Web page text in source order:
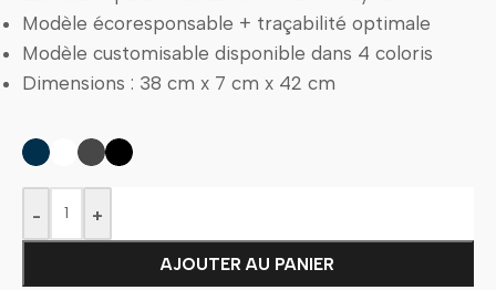
Modèle écoresponsable + traçabilité optimale
Modèle customisable disponible dans 4 coloris
Dimensions : 38 cm x 7 cm x 42 cm
- +
AJOUTER AU PANIER